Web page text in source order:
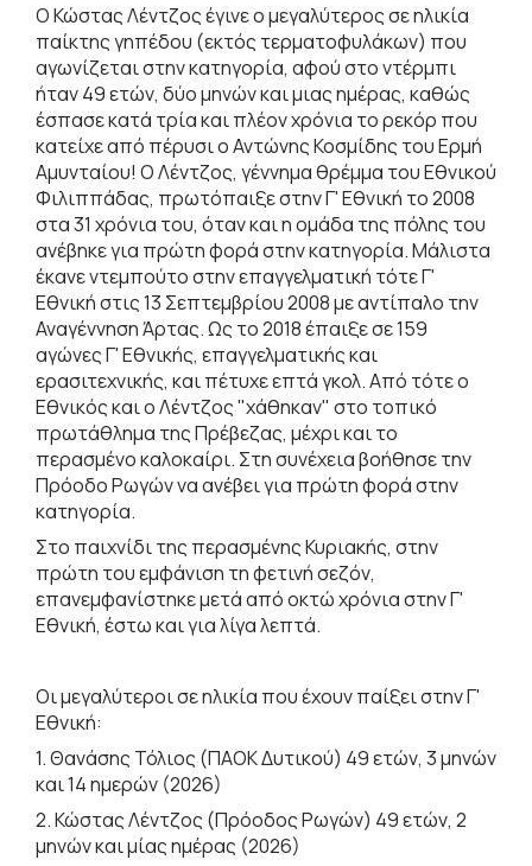
Ο Κώστας Λέντζος έγινε ο μεγαλύτερος σε ηλικία
παίκτης γηπέδου (εκτός τερματοφυλάκων) που
αγωνίζεται στην κατηγορία, αφού στο ντέρμπι
ήταν 49 ετών, δύο μηνών και μιας ημέρας, καθώς
έσπασε κατά τρία και πλέον χρόνια το ρεκόρ που
κατείχε από πέρυσι ο Αντώνης Κοσμίδης του Ερμή
Αμυνταίου! Ο Λέντζος, γέννημα θρέμμα του Εθνικού
Φιλιππάδας, πρωτόπαιξε στην Γ' Εθνική το 2008
στα 31 χρόνια του, όταν και η ομάδα της πόλης του
ανέβηκε για πρώτη φορά στην κατηγορία. Μάλιστα
έκανε ντεμπούτο στην επαγγελματική τότε Γ'
Εθνική στις 13 Σεπτεμβρίου 2008 με αντίπαλο την
Αναγέννηση Άρτας. Ως το 2018 έπαιξε σε 159
αγώνες Γ' Εθνικής, επαγγελματικής και
ερασιτεχνικής, και πέτυχε επτά γκολ. Από τότε ο
Εθνικός και ο Λέντζος "χάθηκαν" στο τοπικό
πρωτάθλημα της Πρέβεζας, μέχρι και το
περασμένο καλοκαίρι. Στη συνέχεια βοήθησε την
Πρόοδο Ρωγών να ανέβει για πρώτη φορά στην
κατηγορία.
Στο παιχνίδι της περασμένης Κυριακής, στην
πρώτη του εμφάνιση τη φετινή σεζόν,
επανεμφανίστηκε μετά από οκτώ χρόνια στην Γ'
Εθνική, έστω και για λίγα λεπτά.
Οι μεγαλύτεροι σε ηλικία που έχουν παίξει στην Γ'
Εθνική:
1. Θανάσης Τόλιος (ΠΑΟΚ Δυτικού) 49 ετών, 3 μηνών
και 14 ημερών (2026)
2. Κώστας Λέντζος (Πρόοδος Ρωγών) 49 ετών, 2
μηνών και μίας ημέρας (2026)